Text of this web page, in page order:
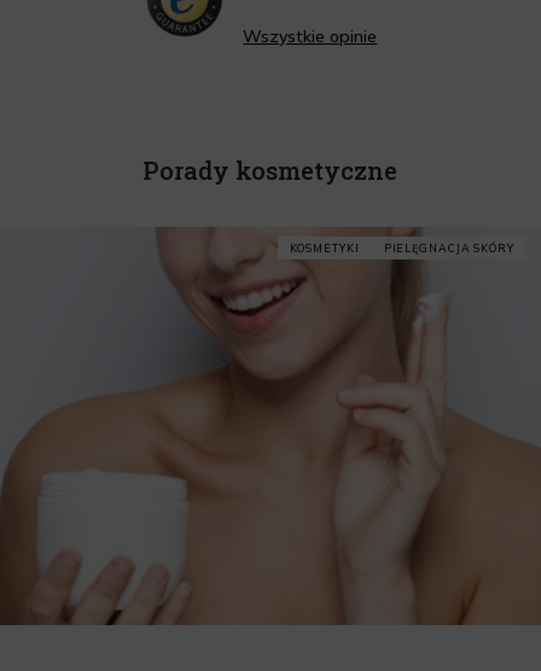
Wszystkie opinie
Porady kosmetyczne
KOSMETYKI PIELĘGNACJA SKÓRY